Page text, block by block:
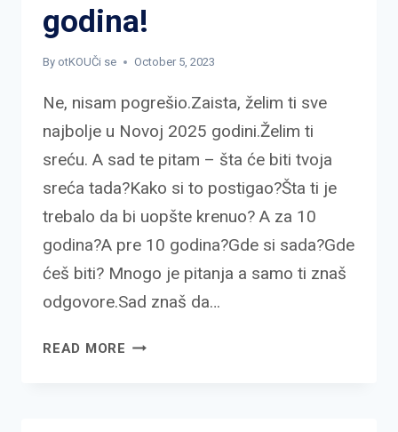
godina!
By otKOUČi se October 5, 2023
Ne, nisam pogrešio.Zaista, želim ti sve
najbolje u Novoj 2025 godini.Želim ti
sreću. A sad te pitam – šta će biti tvoja
sreća tada?Kako si to postigao?Šta ti je
trebalo da bi uopšte krenuo? A za 10
godina?A pre 10 godina?Gde si sada?Gde
ćeš biti? Mnogo je pitanja a samo ti znaš
odgovore.Sad znaš da…
READ MORE SREĆNA